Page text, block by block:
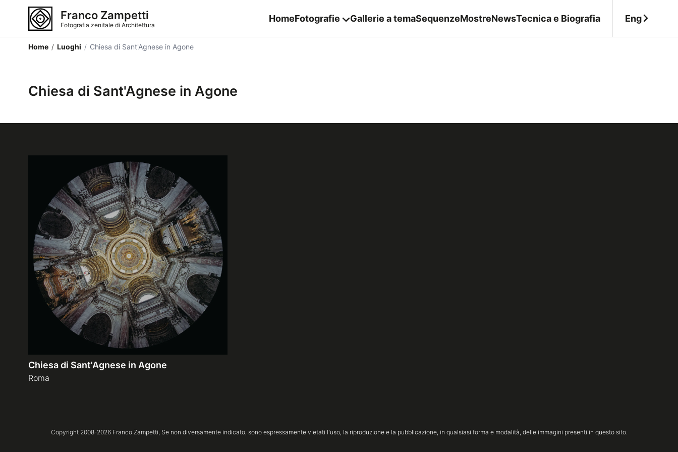
Franco Zampetti
Fotografia zenitale di Architettura
HomeFotografie Gallerie a temaSequenzeMostreNewsTecnica e Biografia Eng
Home / Luoghi / Chiesa di Sant'Agnese in Agone
Chiesa di Sant'Agnese in Agone
Chiesa di Sant'Agnese in Agone
Roma
Copyright 2008-2026Franco Zampetti, Se non diversamente indicato, sono espressamente vietati l'uso, la riproduzione e la pubblicazione, in qualsiasi forma e modalità, delle immagini presenti in questo sito.